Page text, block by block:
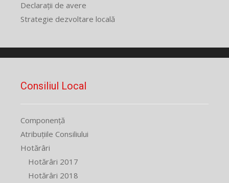
Declarații de avere
Strategie dezvoltare locală
Consiliul Local
Componență
Atribuțiile Consiliului
Hotărâri
Hotărâri 2017
Hotărâri 2018